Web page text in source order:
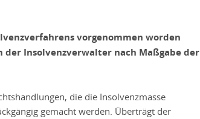
vorgenommen worden
Insolvenzverwalter nach Maßgabe der
die die Insolvenzmasse
gemacht werden. Überträgt der